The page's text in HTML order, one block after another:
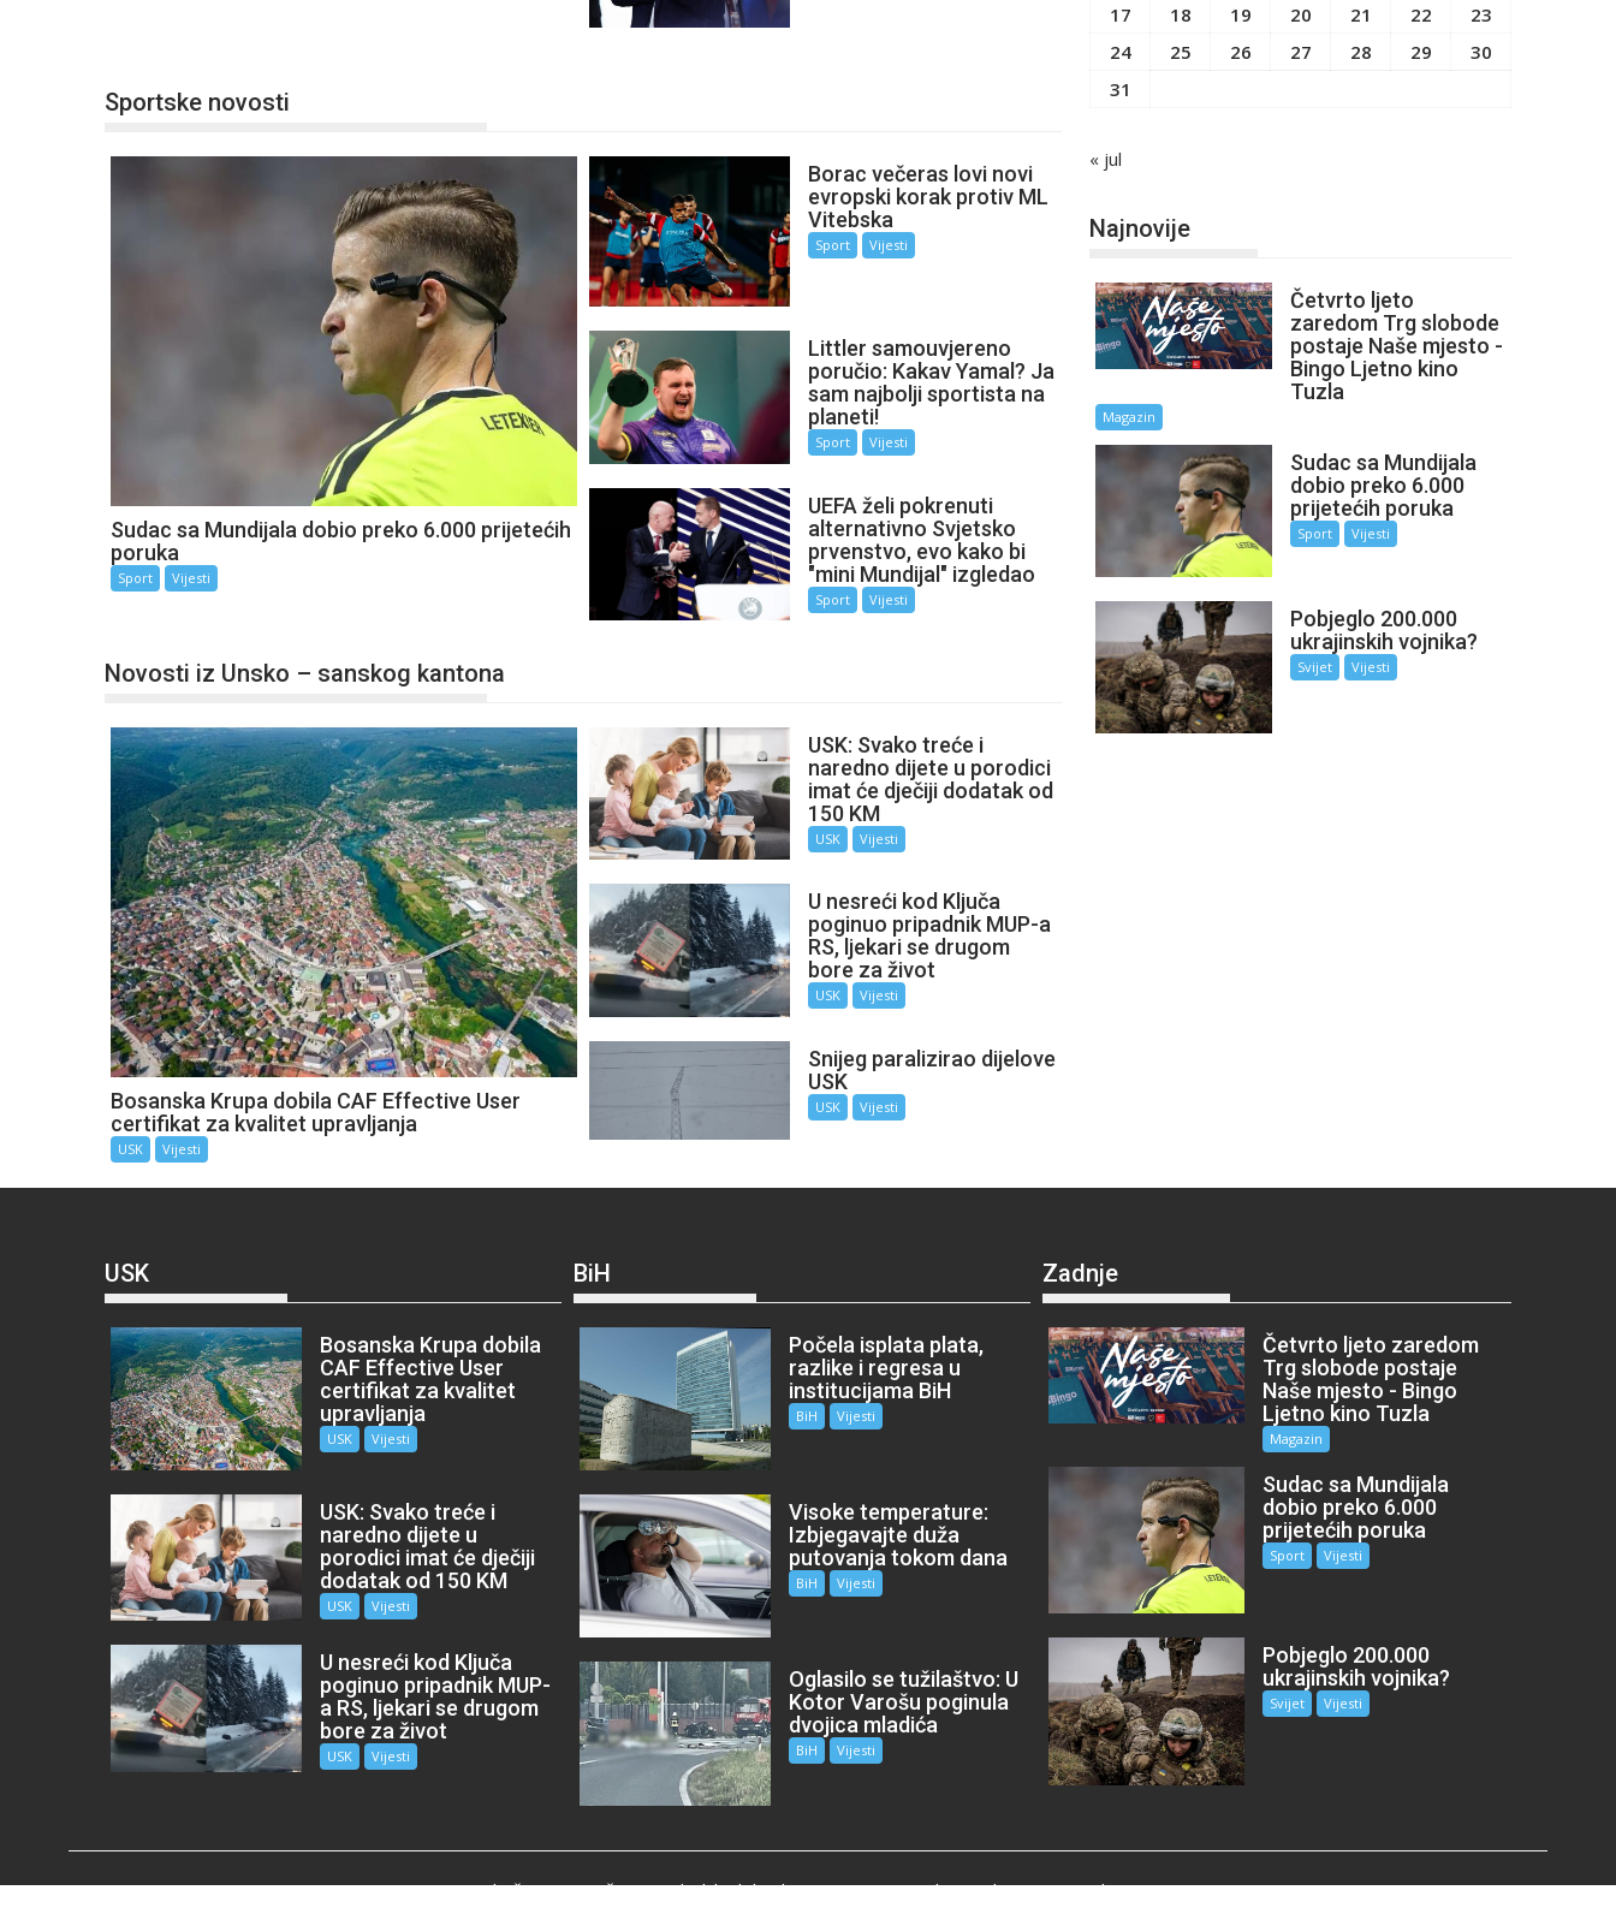
Sportske novosti
Sudac sa Mundijala dobio preko 6.000 prijetećih
poruka
Sport Vijesti
Borac večeras lovi novi
evropski korak protiv ML
Vitebska
Sport Vijesti
Littler samouvjereno
poručio: Kakav Yamal? Ja
sam najbolji sportista na
planeti!
Sport Vijesti
UEFA želi pokrenuti
alternativno Svjetsko
prvenstvo, evo kako bi
"mini Mundijal" izgledao
Sport Vijesti
Novosti iz Unsko – sanskog kantona
Bosanska Krupa dobila CAF Effective User
certifikat za kvalitet upravljanja
USK Vijesti
USK: Svako treće i
naredno dijete u porodici
imat će dječiji dodatak od
150 KM
USK Vijesti
U nesreći kod Ključa
poginuo pripadnik MUP-a
RS, ljekari se drugom
bore za život
USK Vijesti
Snijeg paralizirao dijelove
USK
USK Vijesti
17
18 19 20 21 22
23
24
25 26 27 28 29
30
31
« jul
Najnovije
Četvrto ljeto
zaredom Trg slobode
postaje Naše mjesto -
Bingo Ljetno kino
Tuzla
Magazin
Sudac sa Mundijala
dobio preko 6.000
prijetećih poruka
Sport Vijesti
Pobjeglo 200.000
ukrajinskih vojnika?
Svijet Vijesti
USK
Bosanska Krupa dobila
CAF Effective User
certifikat za kvalitet
upravljanja
USK Vijesti
USK: Svako treće i
naredno dijete u
porodici imat će dječiji
dodatak od 150 KM
USK Vijesti
U nesreći kod Ključa
poginuo pripadnik MUP-
a RS, ljekari se drugom
bore za život
USK Vijesti
BiH
Počela isplata plata,
razlike i regresa u
institucijama BiH
BiH Vijesti
Visoke temperature:
Izbjegavajte duža
putovanja tokom dana
BiH Vijesti
Oglasilo se tužilaštvo: U
Kotor Varošu poginula
dvojica mladića
BiH Vijesti
Zadnje
Četvrto ljeto zaredom
Trg slobode postaje
Naše mjesto - Bingo
Ljetno kino Tuzla
Magazin
Sudac sa Mundijala
dobio preko 6.000
prijetećih poruka
Sport Vijesti
Pobjeglo 200.000
ukrajinskih vojnika?
Svijet Vijesti
Udruženje za zaštitu medijskih sloboda „mojUSK“, e-mail:mojusk2018@gmail.com